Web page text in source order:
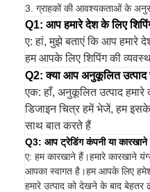
3. ग्राहकों की आवश्यकताओं के
Q1: आप हमारे देश के लिए
ए: हां, मुझे बताएं कि आप हमारे
हम आपके लिए शिपिंग की
Q2: क्या आप अनुकूलित उत्पाद
एक: हाँ, अनुकूलित उत्पाद
डिजाइन चित्र हमें भेजें, हम
साथ बात करते हैं
Q3: आप ट्रेडिंग कंपनी या कारखाने
ए: हम कारखाने हैं।हमारे कारखाने
आपका स्वागत है।हम आपके लिए
हमारे उत्पाद को देखने के बाद